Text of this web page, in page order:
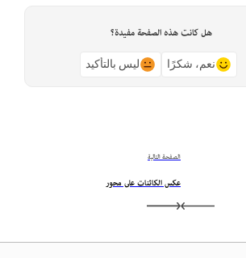
هل كانت هذه الصفحة مفيدة؟
نعم، شكرًا ليس بالتأكيد
الصفحة التالية
عكس الكائنات على محور